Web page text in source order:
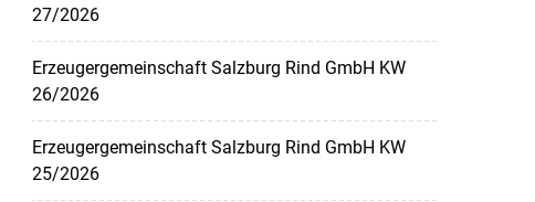
27/2026
Erzeugergemeinschaft Salzburg Rind GmbH KW
26/2026
Erzeugergemeinschaft Salzburg Rind GmbH KW
25/2026